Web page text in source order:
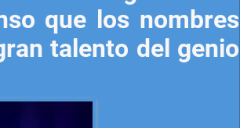
que los nombres
talento del genio